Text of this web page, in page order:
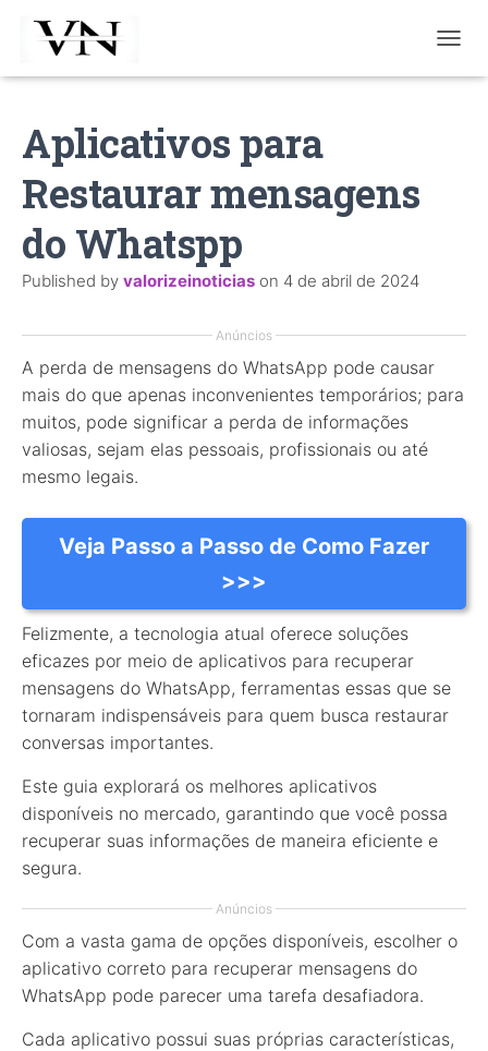
O
Aplicativos para
Restaurar mensagens
do Whatspp
Published by valorizeinoticias on 4 de abril de 2024
Anúncios
A perda de mensagens do WhatsApp pode causar
mais do que apenas inconvenientes temporários; para
muitos, pode significar a perda de informações
valiosas, sejam elas pessoais, profissionais ou até
mesmo legais.
Veja Passo a Passo de Como Fazer
>>>
Felizmente, a tecnologia atual oferece soluções
eficazes por meio de aplicativos para recuperar
mensagens do WhatsApp, ferramentas essas que se
tornaram indispensáveis para quem busca restaurar
conversas importantes.
Este guia explorará os melhores aplicativos
disponíveis no mercado, garantindo que você possa
recuperar suas informações de maneira eficiente e
segura.
Anúncios
Com a vasta gama de opções disponíveis, escolher o
aplicativo correto para recuperar mensagens do
WhatsApp pode parecer uma tarefa desafiadora.
Cada aplicativo possui suas próprias características,